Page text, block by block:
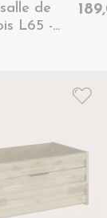
de
L65 -